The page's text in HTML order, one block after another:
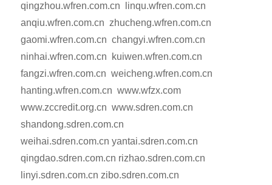
qingzhou.wfren.com.cn linqu.wfren.com.cn
anqiu.wfren.com.cn zhucheng.wfren.com.cn
gaomi.wfren.com.cn changyi.wfren.com.cn
ninhai.wfren.com.cn kuiwen.wfren.com.cn
fangzi.wfren.com.cn weicheng.wfren.com.cn
hanting.wfren.com.cn www.wfzx.com
www.zccredit.org.cn www.sdren.com.cn
shandong.sdren.com.cn
weihai.sdren.com.cn yantai.sdren.com.cn
qingdao.sdren.com.cn rizhao.sdren.com.cn
linyi.sdren.com.cn zibo.sdren.com.cn